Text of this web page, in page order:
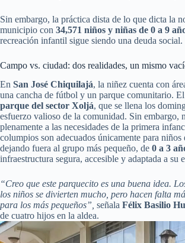
Sin embargo, la práctica dista de lo que dicta la
municipio con 34,571 niños y niñas de 0 a 9
recreación infantil sigue siendo una deuda social.
Campo vs. ciudad: dos realidades, un mismo
En San José Chiquilajá, la niñez cuenta con
una cancha de fútbol y un parque comunitario.
parque del sector Xoljá, que se llena los
esfuerzo valioso de la comunidad. Sin embargo,
plenamente a las necesidades de la primera
columpios son adecuados únicamente para niños
dejando fuera al grupo más pequeño, de 0 a 3
infraestructura segura, accesible y adaptada a su
“Creo que este parquecito es una buena idea.
los niños se divierten mucho, pero hacen falta
para los más pequeños”, señala Félix Basilio
de cuatro hijos en la aldea.